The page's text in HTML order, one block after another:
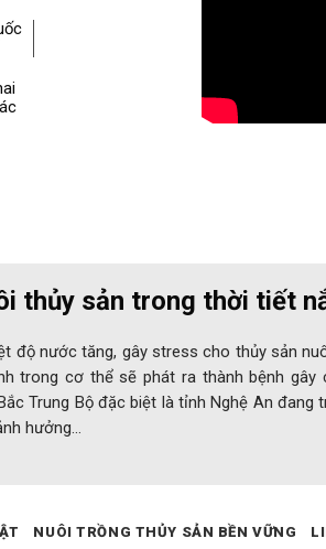
thủy sản trong thời tiết
độ nước tăng, gây stress cho thủy sản
trong cơ thể sẽ phát ra thành bệnh gây
Trung Bộ đặc biệt là tỉnh Nghệ An đang
hưởng…
NUÔI TRỒNG THỦY SẢN BỀN VỮNG